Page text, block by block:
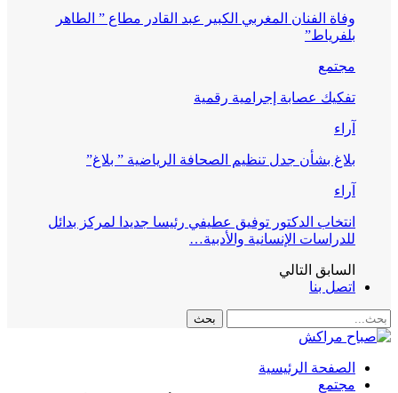
وفاة الفنان المغربي الكبير عبد القادر مطاع ” الطاهر
بلفرياط”
مجتمع
تفكيك عصابة إجرامية رقمية
آراء
بلاغ بشأن جدل تنظيم الصحافة الرياضية ” بلاغ”
آراء
انتخاب الدكتور توفيق عطيفي رئيسا جديدا لمركز بدائل
للدراسات الإنسانية والأدبية…
السابق التالي
اتصل بنا
الصفحة الرئيسية
مجتمع